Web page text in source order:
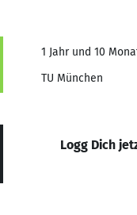
1 Jahr und 10
TU München
Logg Dich